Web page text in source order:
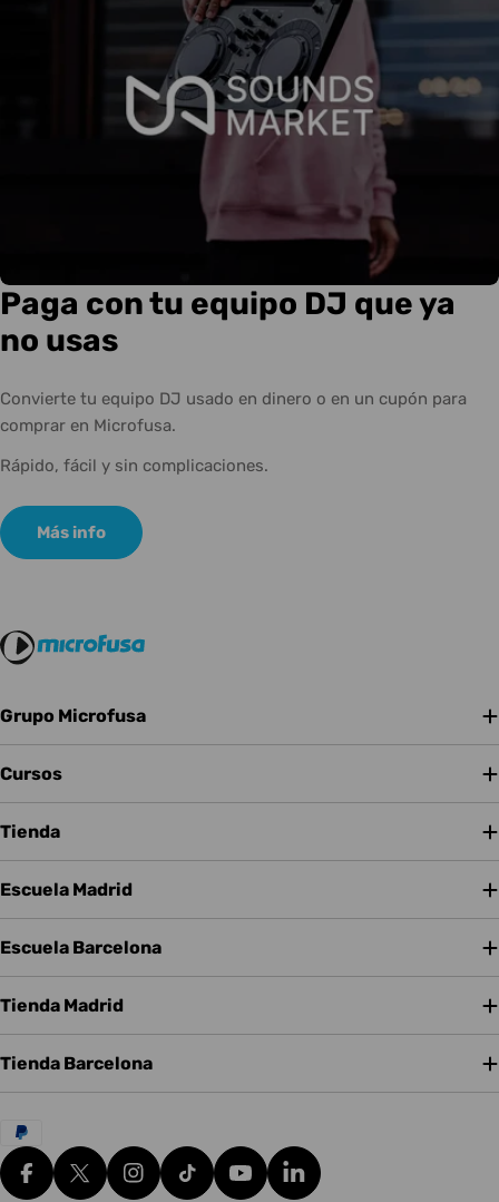
Paga con tu equipo DJ que ya
no usas
Convierte tu equipo DJ usado en dinero o en un cupón para
comprar en Microfusa.
Rápido, fácil y sin complicaciones.
Más info
Grupo Microfusa
Cursos
Tienda
Escuela Madrid
Escuela Barcelona
Tienda Madrid
Tienda Barcelona
Métodos
de
pagoFacebookX (Twitter)Instagram
tiktok YouTubeTranslation missing: